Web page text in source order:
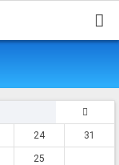
24 31
25